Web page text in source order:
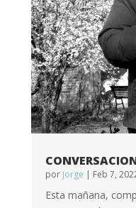
por jorge | Feb 7,
Esta mañana,